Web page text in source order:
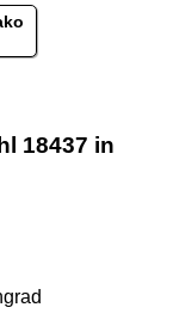
18437 in